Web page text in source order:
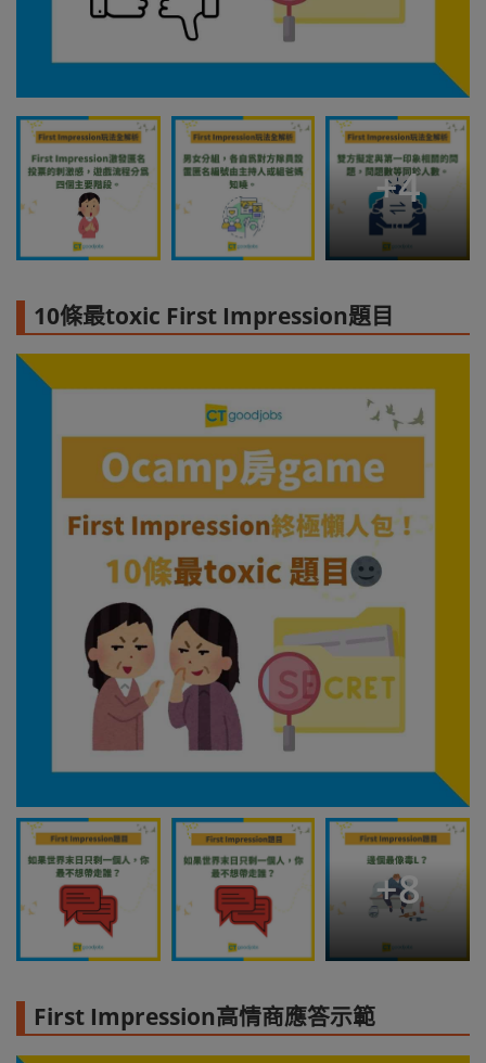
+4
10條最toxic First Impression題目
+8
First Impression高情商應答示範